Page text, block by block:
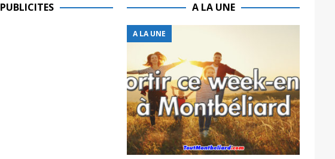
PUBLICITES A LA UNE
A LA UNE